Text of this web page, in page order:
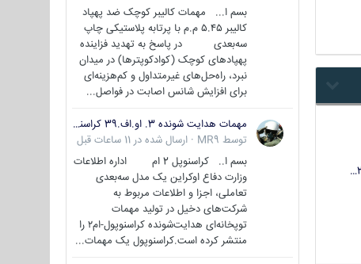
بسم ا... مهمات کالیبر کوچک ضد پهپاد
کالیبر ۵.۴۵ م.م با پرتابه پلاستیکی چاپ
سه‌بعدی در پاسخ به تهدید فزاینده
پهپادهای کوچک (کوادکوپترها) در میدان
نبرد، راه‌حل‌های غیرمتداول و کم‌هزینه‌ای
برای افزایش شانس اصابت در فواصل...
مهمات هدایت شونده 3. او.اف.39 کراسنوپل/بصیر( Krasnopol 3OF39 )
توسط MR9
· ارسال شده در 11 ساعات قبل
بسم ا.. کراسنوپل 2 ام اداره اطلاعات
وزارت دفاع اوکراین یک مدل سه‌بعدی
تعاملی، اجزا و اطلاعات مربوط به
شرکت‌های دخیل در تولید مهمات
توپخانه‌ای هدایت‌شونده کراسنوپول-ام۲ را
منتشر کرده است.کراسنوپول یک مهمات...